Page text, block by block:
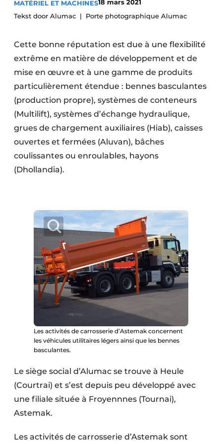
Construction bois
Contrôle d’accès
Éclairage
Fondations
Façades
Infrastructures souterraines et égouttage
Protection solaire
Rénovation
Sécurité incendie
Software
Techniques ferroviaires
Travaux ferroviaires
MATÉRIEL ET MACHINES18 mars 2021
Tekst door Alumac
Porte photographique Alumac
Cette bonne réputation est due à une flexibilité
extrême en matière de développement et de
mise en œuvre et à une gamme de produits
particulièrement étendue : bennes basculantes
(production propre), systèmes de conteneurs
(Multilift), systèmes d’échange hydraulique,
grues de chargement auxiliaires (Hiab), caisses
ouvertes et fermées (Aluvan), bâches
coulissantes ou enroulables, hayons
(Dhollandia).
Les activités de carrosserie d’Astemak concernent
les véhicules utilitaires légers ainsi que les bennes
basculantes.
Le siège social d’Alumac se trouve à Heule
(Courtrai) et s’est depuis peu développé avec
une filiale située à Froyennnes (Tournai),
Astemak.
Les activités de carrosserie d’Astemak sont